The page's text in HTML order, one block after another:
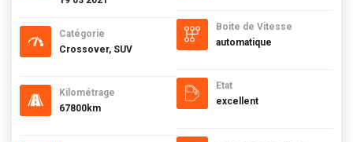
Catégorie
Crossover, SUV
Kilométrage
67800km
Boite de Vitesse
automatique
Etat
excellent